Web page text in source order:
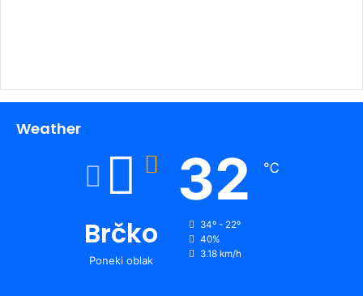
Weather
Brčko
Poneki oblak
32 ℃
34º - 22º
40%
3.18 km/h